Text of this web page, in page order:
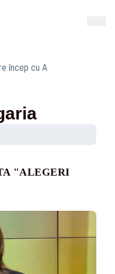
încep cu A
"ALEGERI